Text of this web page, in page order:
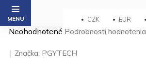
Prejsť
obsah
CZK EUR
Priemerné
produktu
je
Neohodnotené Podrobnosti hodnotenia
Značka: PGYTECH